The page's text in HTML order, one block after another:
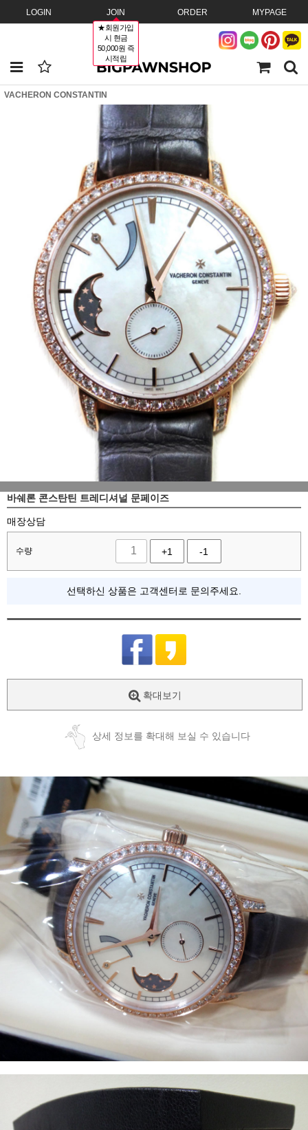
LOGIN JOIN
★회원가입
시 현금
50,000원 즉
시적립
ORDER MYPAGE
VACHERON CONSTANTIN
바쉐론 콘스탄틴 트레디셔널 문페이즈
매장상담
수량 +1 -1
선택하신 상품은 고객센터로 문의주세요.
확대보기
상세 정보를 확대해 보실 수 있습니다